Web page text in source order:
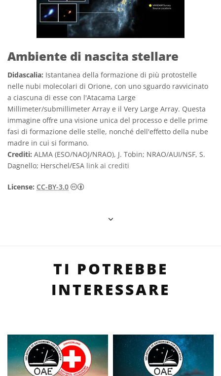
Ambiente di nascita stellare
Didascalia: Istantanea della formazione di più protostelle
nelle nubi molecolari di Orione, con uno sguardo ravvicinato
a ciascuna di esse con l'Atacama Large
Millimeter/submillimeter Array e il Very Large Array. Questa
immagine offre una visione unica del processo e delle prime
fasi di formazione delle stelle, nonché dell'effetto della nube
madre in cui si formano.
Crediti: ALMA (ESO/NAOJ/NRAO), J. Tobin; NRAO/AUI/NSF, S.
Dagnello; Herschel/ESA link ai crediti
License: CC-BY-3.0 Creative Commons Attribuzione 3.0
TI POTREBBE
INTERESSARE